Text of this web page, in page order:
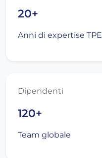
20+
Anni di expertise TPE
Dipendenti
120+
Team globale